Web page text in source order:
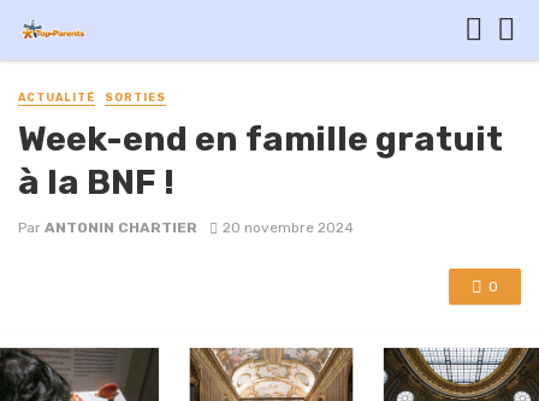
ACTUALITÉ SORTIES
Week-end en famille gratuit
à la BNF !
Par ANTONIN CHARTIER 20 novembre 2024
0